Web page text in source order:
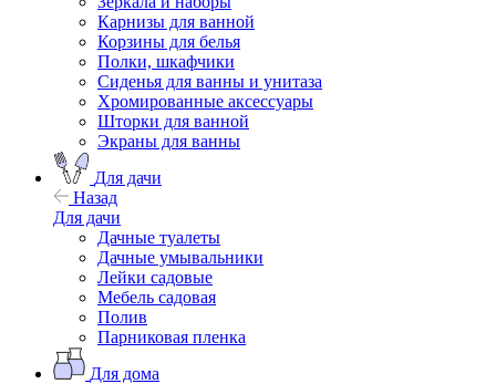
Карнизы для ванной
Корзины для белья
Полки, шкафчики
Сиденья для ванны и унитаза
Хромированные аксессуары
Шторки для ванной
Экраны для ванны
Для дачи
Назад
Для дачи
Дачные туалеты
Дачные умывальники
Лейки садовые
Мебель садовая
Полив
Парниковая пленка
Для дома